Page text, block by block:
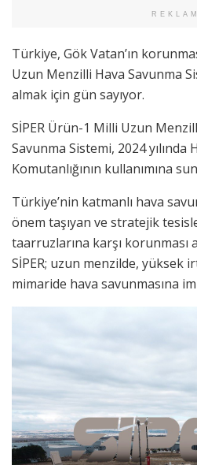
REKLAM
Türkiye, Gök Vatan’ın
Uzun Menzilli Hava Savunma
almak için gün sayıyor.
SİPER Ürün-1 Milli Uzun
Savunma Sistemi, 2024 yılında
Komutanlığının kullanımına
Türkiye’nin katmanlı hava
önem taşıyan ve stratejik
taarruzlarına karşı korunması
SİPER; uzun menzilde, yüksek
mimaride hava savunmasına